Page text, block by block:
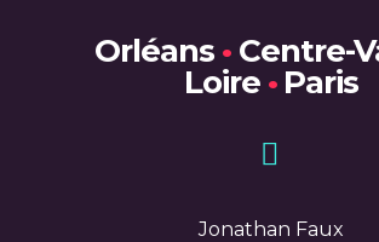
Orléans • Centre-
Loire •Paris
Jonathan Faux